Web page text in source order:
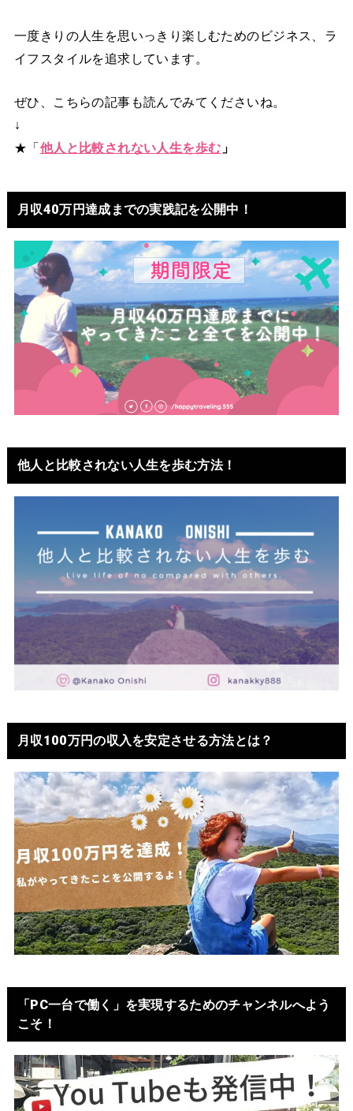
一度きりの人生を思いっきり楽しむためのビジネス、ラ
イフスタイルを追求しています。
ぜひ、こちらの記事も読んでみてくださいね。
↓
★「他人と比較されない人生を歩む 」
月収40万円達成までの実践記を公開中！
他人と比較されない人生を歩む方法！
月収100万円の収入を安定させる方法とは？
「PC一台で働く」を実現するためのチャンネルへよう
こそ！